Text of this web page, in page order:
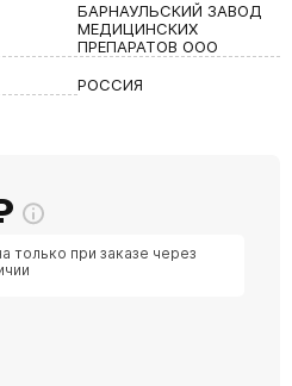
БАРНАУЛЬСКИЙ ЗАВОД
МЕДИЦИНСКИХ
ПРЕПАРАТОВ ООО
РОССИЯ
только при заказе через